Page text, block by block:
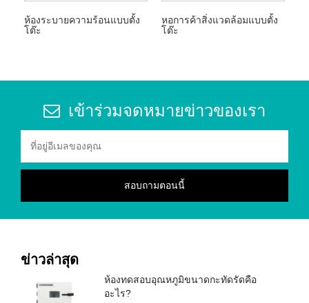
ห้องระบายความร้อนแบบตั้ง
โต๊ะ
หอการค้าสิ่งแวดล้อมแบบตั้ง
โต๊ะ
เข้าร่วมจดหมายข่าวของเรา
ข่าวล่าสุด
ห้องทดสอบอุณหภูมิขนาดกะทัดรัดคือ
อะไร?